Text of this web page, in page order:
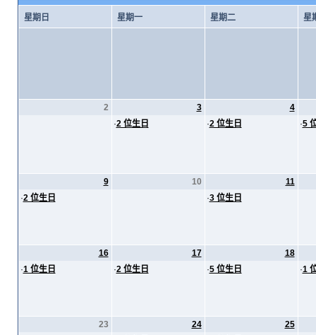
星期日 星期一 星期二 星
2
3
·2 位生日
4
·2 位生日 ·5
9
·2 位生日
10
11
·3 位生日
16
·1 位生日
17
·2 位生日
18
·5 位生日 ·1
23
24
25